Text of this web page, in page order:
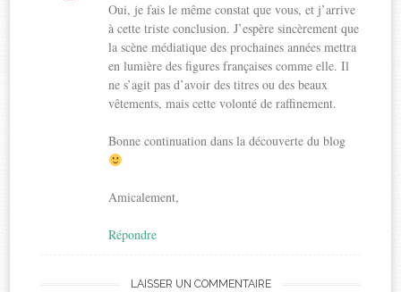
Oui, je fais le même constat que vous, et j’arrive
à cette triste conclusion. J’espère sincèrement que
la scène médiatique des prochaines années mettra
en lumière des figures françaises comme elle. Il
ne s’agit pas d’avoir des titres ou des beaux
vêtements, mais cette volonté de raffinement.
Bonne continuation dans la découverte du blog
Amicalement,
Répondre
LAISSER UN COMMENTAIRE